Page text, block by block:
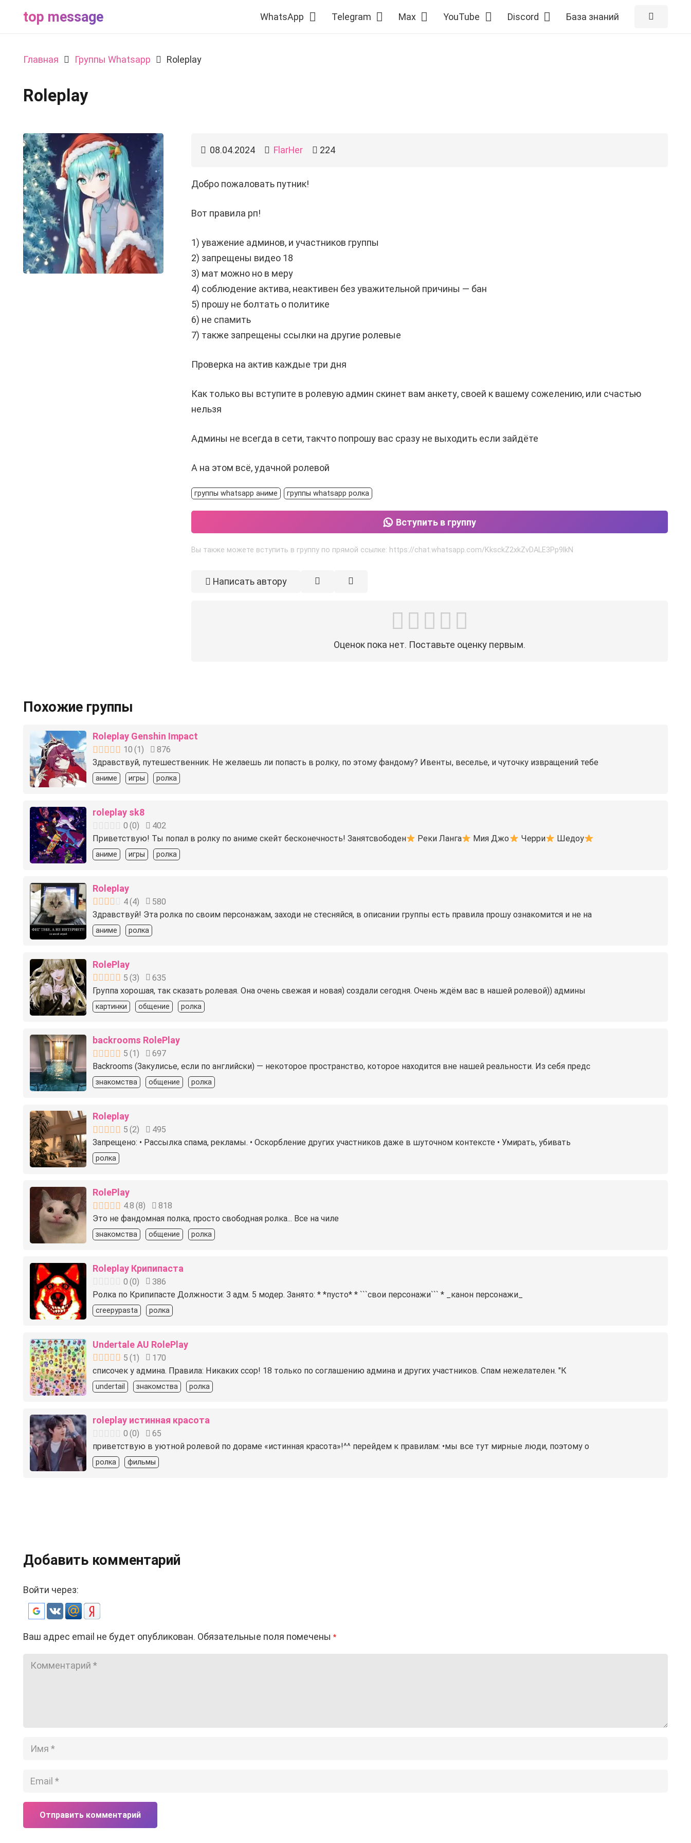
top message WhatsApp Telegram Max YouTube Discord База знаний
Главная Группы Whatsapp Roleplay
Roleplay
08.04.2024 FlarHer 224
Добро пожаловать путник!
Вот правила рп!
1) уважение админов, и участников группы
2) запрещены видео 18
3) мат можно но в меру
4) соблюдение актива, неактивен без уважительной причины — бан
5) прошу не болтать о политике
6) не спамить
7) также запрещены ссылки на другие ролевые
Проверка на актив каждые три дня
Как только вы вступите в ролевую админ скинет вам анкету, своей к вашему сожелению, или счастью
нельзя
Админы не всегда в сети, такчто попрошу вас сразу не выходить если зайдёте
А на этом всё, удачной ролевой
группы whatsapp аниме группы whatsapp ролка
Вступить в группу
Вы также можете вступить в группу по прямой ссылке: https://chat.whatsapp.com/KksckZ2xkZvDALE3Pp9lkN
Написать автору
Оценок пока нет. Поставьте оценку первым.
Похожие группы
Roleplay Genshin Impact
10 (1 )
876
Здравствуй, путешественник. Не желаешь ли попасть в ролку, по этому фандому? Ивенты, веселье, и чуточку извращений тебе
аниме игры ролка
roleplay sk8
0 (0)
402
Приветствую! Ты попал в ролку по аниме скейт бесконечность! Занятсвободен
Реки Ланга Мия Джо Черри Шедоу
аниме игры ролка
Roleplay
4(4)
580
Здравствуй! Эта ролка по своим персонажам, заходи не стесняйся, в описании группы есть правила прошу ознакомится и не на
аниме ролка
RolePlay
5 (3)
635
Группа хорошая, так сказать ролевая. Она очень свежая и новая) создали сегодня. Очень ждём вас в нашей ролевой)) админы
картинки общение ролка
backrooms RolePlay
5 (1 )
697
Backrooms (Закулисье, если по английски) — некоторое пространство, которое находится вне нашей реальности. Из себя предс
знакомства общение ролка
Roleplay
5 (2)
495
Запрещено: • Рассылка спама, рекламы. • Оскорбление других участников даже в шуточном контексте • Умирать, убивать
ролка
RolePlay
4.8 (8)
818
Это не фандомная полка, просто свободная ролка... Все на чиле
знакомства общение ролка
Roleplay Крипипаста
0 (0)
386
Ролка по Крипипасте Должности: 3 адм. 5 модер. Занято: * *пусто* * ```свои персонажи``` * _канон персонажи_
creepypasta ролка
Undertale AU RolePlay
5 (1)
170
списочек у админа. Правила: Никаких ссор! 18 только по соглашению админа и других участников. Спам нежелателен. "К
undertail знакомства ролка
roleplay истинная красота
0 (0)
65
приветствую в уютной ролевой по дораме «истинная красота»!^^ перейдем к правилам: •мы все тут мирные люди, поэтому о
ролка фильмы
Добавить комментарий
Войти через:
Ваш адрес email не будет опубликован. Обязательные поля помечены *
Отправить комментарий